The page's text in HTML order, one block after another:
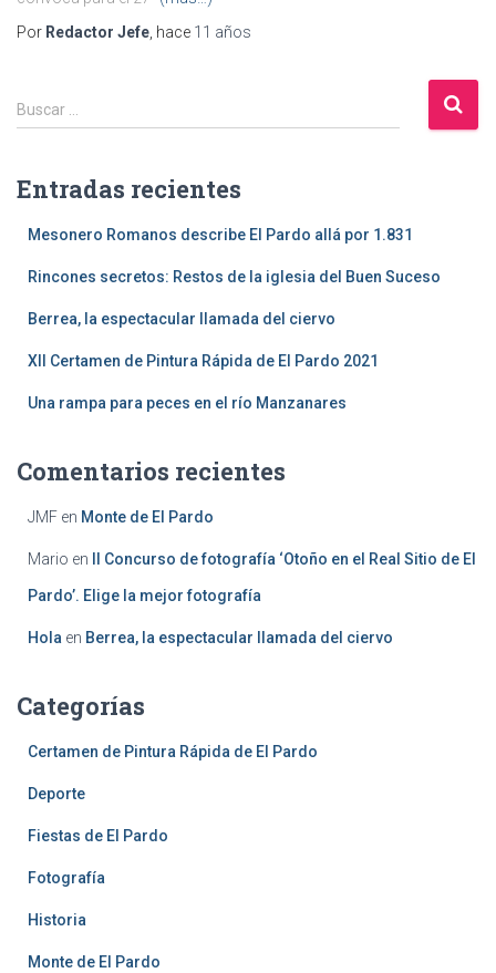
Por Redactor Jefe, hace 11 años
B
u
a
Buscar …
Entradas recientes
Mesonero Romanos describe El Pardo allá por 1.831
Rincones secretos: Restos de la iglesia del Buen Suceso
Berrea, la espectacular llamada del ciervo
XII Certamen de Pintura Rápida de El Pardo 2021
Una rampa para peces en el río Manzanares
Comentarios recientes
JMF en Monte de El Pardo
Mario en II Concurso de fotografía ‘Otoño en el Real Sitio de El
Pardo’. Elige la mejor fotografía
Hola en Berrea, la espectacular llamada del ciervo
Categorías
Certamen de Pintura Rápida de El Pardo
Deporte
Fiestas de El Pardo
Fotografía
Historia
Monte de El Pardo